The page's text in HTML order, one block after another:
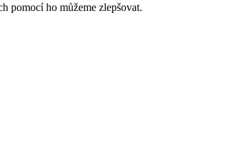
pomocí ho můžeme zlepšovat.